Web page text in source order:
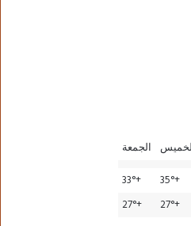
الجمعة
+
35°
+
33°
+
27°
+
27°